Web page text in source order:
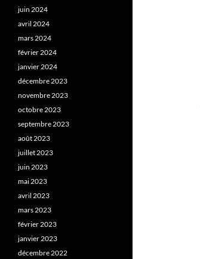
juin 2024
avril 2024
mars 2024
février 2024
janvier 2024
décembre 2023
novembre 2023
octobre 2023
septembre 2023
août 2023
juillet 2023
juin 2023
mai 2023
avril 2023
mars 2023
février 2023
janvier 2023
décembre 2022